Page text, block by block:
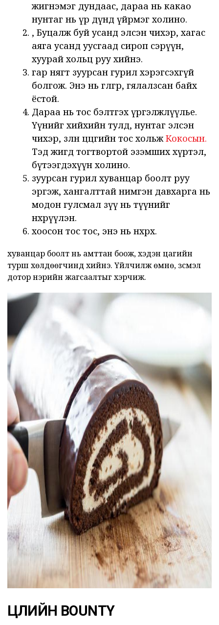
жигнэмэг дундаас, дараа нь какао
нунтаг нь үр дүнд үйрмэг холино.
, Буцалж буй усанд элсэн чихэр, хагас
аяга усанд уусгаад сироп сэрүүн,
хуурай хольц руу хийнэ.
гар нягт зуурсан гурил хэрэгсэхгүй
болгож. Энэ нь гөлгөр, гялалзсан байх
ёстой.
Дараа нь тос бэлтгэх үргэлжлүүлье.
Үүнийг хийхийн тулд, нунтаг элсэн
чихэр, зөөлөн цөцгийн тос хольж Кокосын.
Тэд жигд тогтвортой эзэмших хүртэл,
бүтээгдэхүүн холино.
зуурсан гурил хуванцар боолт руу
эргэж, хангалттай нимгэн давхарга нь
модон гулсмал зүү нь түүнийг
өнхрүүлэн.
хоосон тос тос, энэ нь өнхрөх.
хуванцар боолт нь амттан боож, хэдэн цагийн
турш хөлдөөгчинд хийнэ. Үйлчилж өмнө, зүсмэл
дотор нэрийн жагсаалтыг хэрчиж.
ad
ЦӨЛИЙН BOUNTY